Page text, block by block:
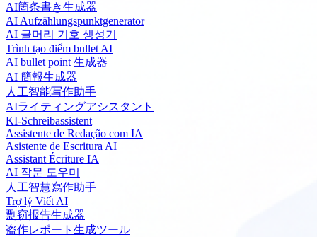
AI箇条書き生成器
AI Aufzählungspunktgenerator
AI 글머리 기호 생성기
Trình tạo điểm bullet AI
AI bullet point 生成器
AI 簡報生成器
人工智能写作助手
AIライティングアシスタント
KI-Schreibassistent
Assistente de Redação com IA
Asistente de Escritura AI
Assistant Écriture IA
AI 작문 도우미
人工智慧寫作助手
Trợ lý Viết AI
剽窃报告生成器
盗作レポート生成ツール